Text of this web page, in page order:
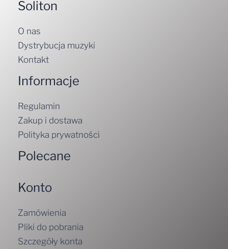
Soliton
O nas
Dystrybucja muzyki
Kontakt
Informacje
Regulamin
Zakup i dostawa
Polityka prywatności
Polecane
Konto
Zamówienia
Pliki do pobrania
Szczegóły konta